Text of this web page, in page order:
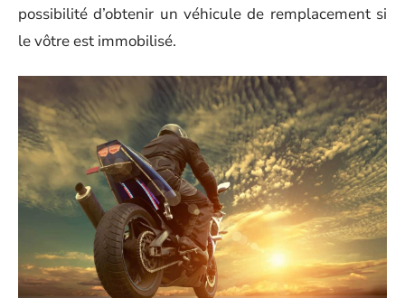
possibilité d’obtenir un véhicule de remplacement si
le vôtre est immobilisé.